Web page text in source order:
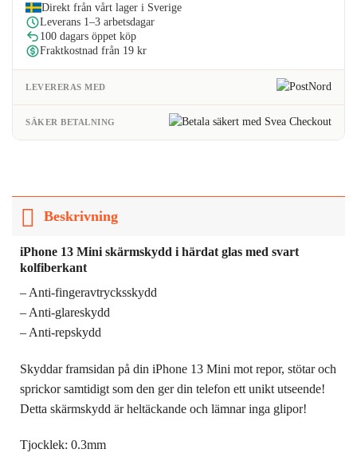
Direkt från vårt lager i Sverige
Leverans 1–3 arbetsdagar
100 dagars öppet köp
Fraktkostnad från 19 kr
LEVERERAS MED
SÄKER BETALNING
Beskrivning
iPhone 13 Mini skärmskydd i härdat glas med svart
kolfiberkant
– Anti-fingeravtrycksskydd
– Anti-glareskydd
– Anti-repskydd
Skyddar framsidan på din iPhone 13 Mini mot repor, stötar och
sprickor samtidigt som den ger din telefon ett unikt utseende!
Detta skärmskydd är heltäckande och lämnar inga glipor!
Tjocklek: 0.3mm